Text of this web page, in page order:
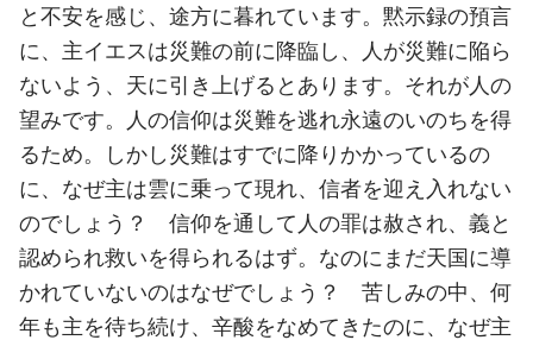
と不安を感じ、途方に暮れています。黙示録の預言
に、主イエスは災難の前に降臨し、人が災難に陥ら
ないよう、天に引き上げるとあります。それが人の
望みです。人の信仰は災難を逃れ永遠のいのちを得
るため。しかし災難はすでに降りかかっているの
に、なぜ主は雲に乗って現れ、信者を迎え入れない
のでしょう？ 信仰を通して人の罪は赦され、義と
認められ救いを得られるはず。なのにまだ天国に導
かれていないのはなぜでしょう？ 苦しみの中、何
年も主を待ち続け、辛酸をなめてきたのに、なぜ主